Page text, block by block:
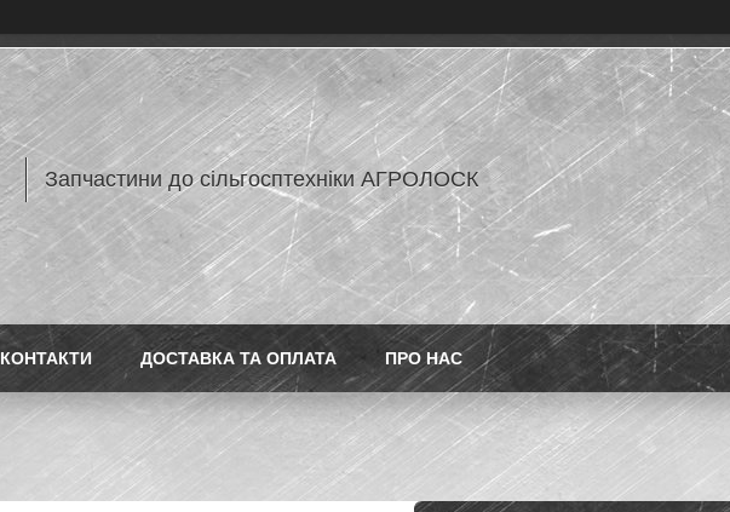
Запчастини до сільгосптехніки АГРОЛОСК
КОНТАКТИ ДОСТАВКА ТА ОПЛАТА ПРО НАС